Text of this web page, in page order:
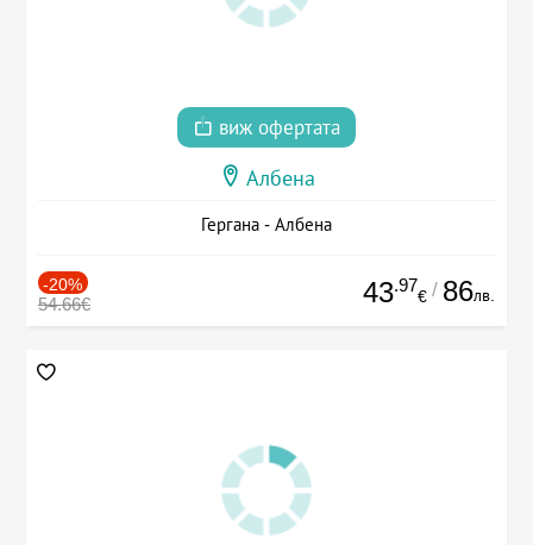
виж офертата
Албена
Гергана - Албена
-20%
54.66€ 43.97
€ / 86лв.